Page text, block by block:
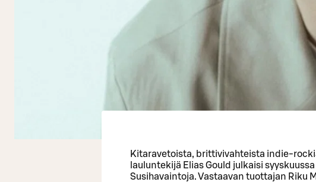
Kitaravetoista, brittivivahteista indie-
lauluntekijä Elias Gould julkaisi
Susihavaintoja. Vastaavan tuottajan Riku